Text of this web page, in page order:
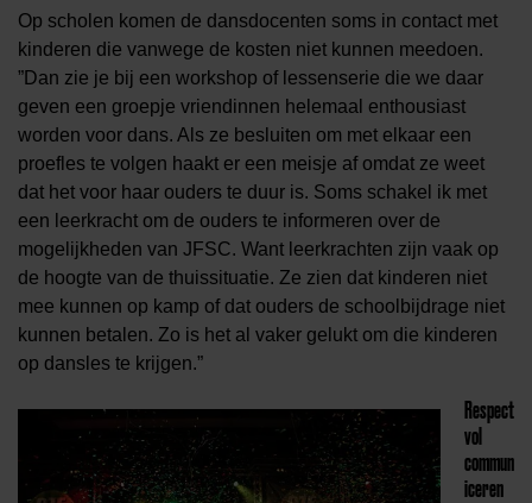
Op scholen komen de dansdocenten soms in contact met
kinderen die vanwege de kosten niet kunnen meedoen.
”Dan zie je bij een workshop of lessenserie die we daar
geven een groepje vriendinnen helemaal enthousiast
worden voor dans. Als ze besluiten om met elkaar een
proefles te volgen haakt er een meisje af omdat ze weet
dat het voor haar ouders te duur is. Soms schakel ik met
een leerkracht om de ouders te informeren over de
mogelijkheden van JFSC. Want leerkrachten zijn vaak op
de hoogte van de thuissituatie. Ze zien dat kinderen niet
mee kunnen op kamp of dat ouders de schoolbijdrage niet
kunnen betalen. Zo is het al vaker gelukt om die kinderen
op dansles te krijgen.”
Respect
vol
commun
iceren